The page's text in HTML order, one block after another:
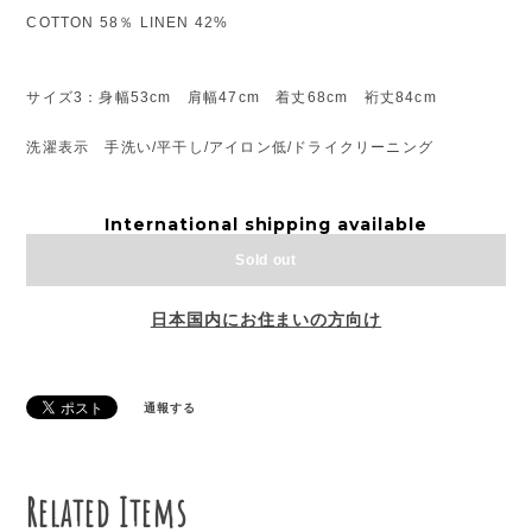
COTTON 58％ LINEN 42%
サイズ3：身幅53cm 肩幅47cm 着丈68cm 裄丈84cm
洗濯表示 手洗い/平干し/アイロン低/ドライクリーニング
International shipping available
Sold out
日本国内にお住まいの方向け
通報する
Related Items